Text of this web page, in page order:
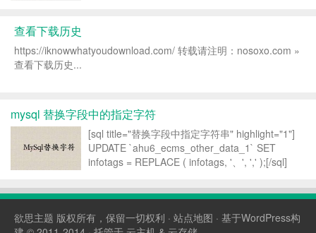
查看下载历史
https://iknowwhatyoudownload.com/ 转载请注明：nosoxo.com »
查看下载历史...
mysql 替换字段中的指定字符
[sql title="替换字段中指定字符串" highlight="1"]
UPDATE `ahu6_ecms_other_data_1` SET
infotags = REPLACE ( infotags, '、', ',' );[/sql]
欲思主题 版权所有，保留一切权利 · 站点地图 · 基于WordPress构